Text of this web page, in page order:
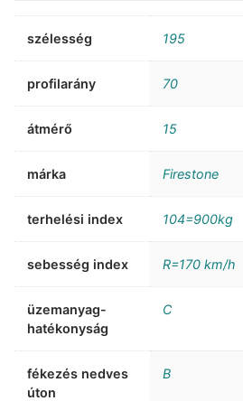
szélesség 195
profilarány 70
átmérő 15
márka Firestone
terhelési index 104=900kg
sebesség index R=170 km/h
üzemanyag-
hatékonyság
C
fékezés nedves
úton
B